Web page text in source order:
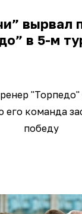
вырвал
в 5-м
его команда
победу